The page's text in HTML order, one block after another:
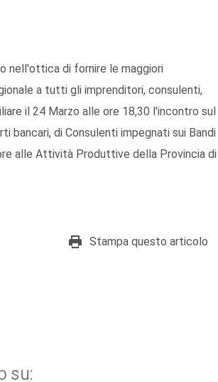
nell'ottica di fornire le maggiori
a tutti gli imprenditori, consulenti,
il 24 Marzo alle ore 18,30 l'incontro sul
bancari, di Consulenti impegnati sui Bandi
alle Attività Produttive della Provincia di
Stampa questo articolo
su: